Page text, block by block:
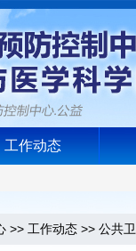
工作动态
>> 工作动态 >> 公共